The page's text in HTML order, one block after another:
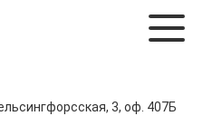
3, оф. 407Б